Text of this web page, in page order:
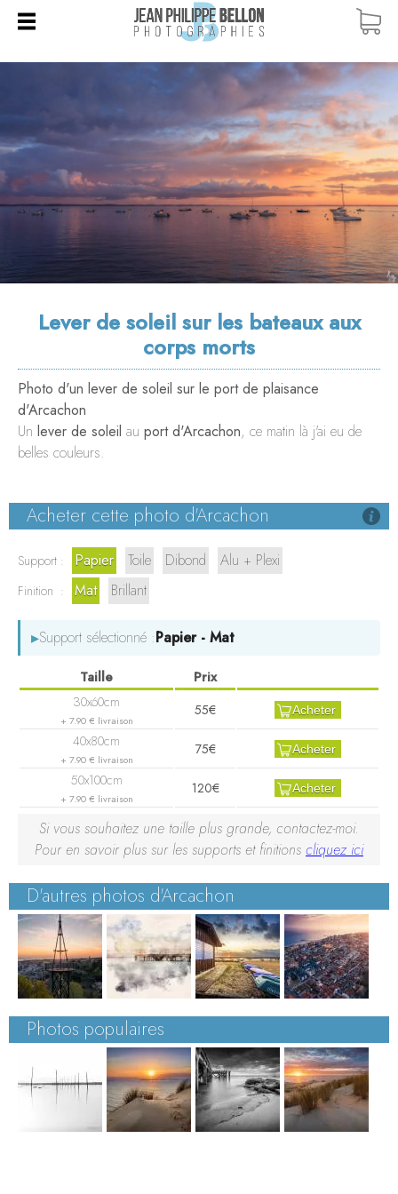
ACCUEIL
BOUTIQUE
TOUTES LES PHOTOS
CARTES CADEAUX
DUNE DU PILAT
ÎLE AUX OISEAUX
BANC D'ARGUIN
ARCACHON
PYLA
LE WHARF
BORDEAUX
COURS PHOTO
COURS PARTICULIERS
WORKSHOPS / STAGES
VOYAGES PHOTO
BLOG
QUI SUIS-JE ?
CONTACT
Lever de soleil sur les bateaux aux
corps morts
Photo d'un lever de soleil sur le port de plaisance
d'Arcachon
Un lever de soleil au port d'Arcachon, ce matin là j'ai eu de
belles couleurs.
Acheter cette photo d'Arcachon
Support : Papier Toile Dibond Alu + Plexi
Finition : Mat Brillant
▸Support sélectionné :Papier - Mat
+ 7.90 € livraison
55€ Acheter
+ 7.90 € livraison
75€ Acheter
+ 7.90 € livraison
120€ Acheter
Si vous souhaitez une taille plus grande, contactez-moi.
Pour en savoir plus sur les supports et finitions cliquez ici
D'autres photos d'Arcachon
Photos populaires